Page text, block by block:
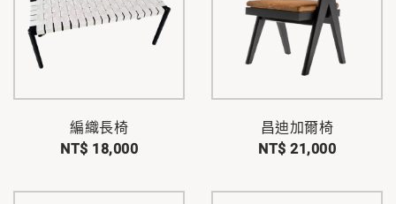
編織長椅
NT$ 18,000
昌迪加爾椅
NT$ 21,000